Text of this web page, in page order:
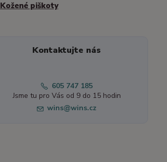
Kožené piškoty
Kontaktujte nás
605 747 185
Jsme tu pro Vás od 9 do 15 hodin
wins@wins.cz